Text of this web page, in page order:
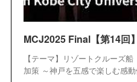
MCJ2025 Final【第14回】
【テーマ】リゾートクルーズ
加策 ～神戸を五感で楽しむ感